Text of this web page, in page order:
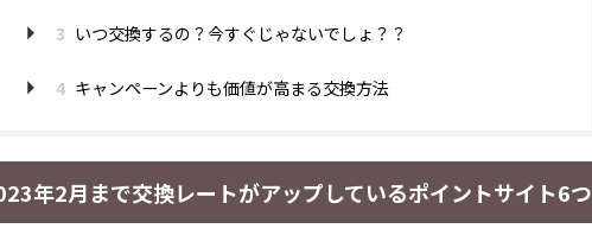
3 いつ交換するの？今すぐじゃないでしょ？？
4 キャンペーンよりも価値が高まる交換方法
年2月まで交換レートがアップしているポイントサイト6つ